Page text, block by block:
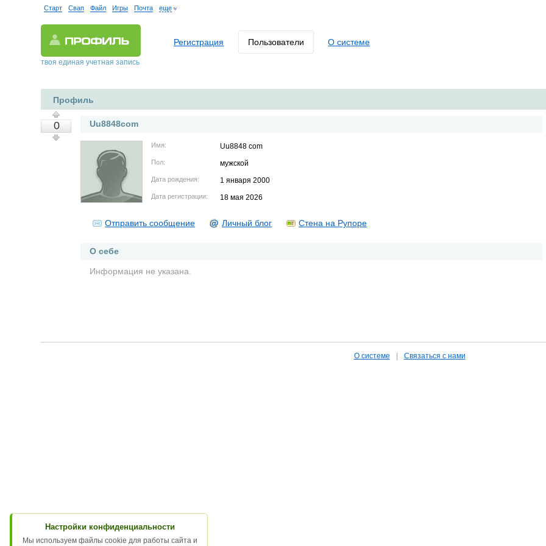
Старт Свап Файл Игры Почта еще
твоя единая учетная запись
Регистрация Пользователи О системе
Профиль
0 Uu8848com
Имя: Uu8848 com
Пол: мужской
Дата рождения: 1 января 2000
Дата регистрации: 18 мая 2026
Отправить сообщение Личный блог Стена на Рупоре
О себе
Информация не указана.
О системе Связаться с нами
Настройки конфиденциальности
Мы используем файлы cookie для работы сайта и